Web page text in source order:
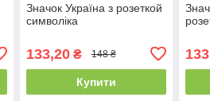
Значок Україна з розеткой
символіка
133,20₴ 148 ₴
Купити